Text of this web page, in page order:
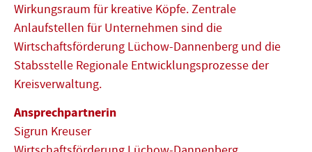
Wirkungsraum für kreative Köpfe. Zentrale
Anlaufstellen für Unternehmen sind die
Wirtschaftsförderung Lüchow-Dannenberg und die
Stabsstelle Regionale Entwicklungsprozesse der
Kreisverwaltung.
Ansprechpartnerin
Sigrun Kreuser